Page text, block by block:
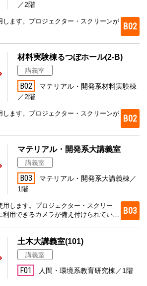
／2階
します。プロジェクター・スクリーンが B02
材料実験棟るつぼホール(2-B)
講義室
B02
マテリアル・開発系材料実験棟
／2階
します。プロジェクター・スクリーンが B02
マテリアル・開発系大講義室
講義室
B03
マテリアル・開発系大講義棟／
1階
用します。プロジェクター・スクリー
利用できるカメラが備え付けられていま
B03
土木大講義室(101)
講義室
F01 人間・環境系教育研究棟／1階